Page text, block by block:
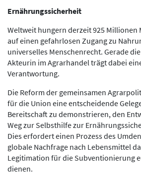
Ernährungssicherheit
Weltweit hungern derzeit 925 Millionen
auf einen gefahrlosen Zugang zu
universelles Menschenrecht. Gerade
Akteurin im Agrarhandel trägt dabei
Verantwortung.
Die Reform der gemeinsamen
für die Union eine entscheidende
Bereitschaft zu demonstrieren, den
Weg zur Selbsthilfe zur
Dies erfordert einen Prozess des
globale Nachfrage nach Lebensmittel
Legitimation für die Subventionierung
dienen.